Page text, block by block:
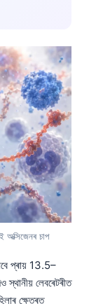
অক্সিজেনৰ চাপ
প্ৰায় 13.5–
লেবৰেটৰীত
ক্ষেত্ৰত